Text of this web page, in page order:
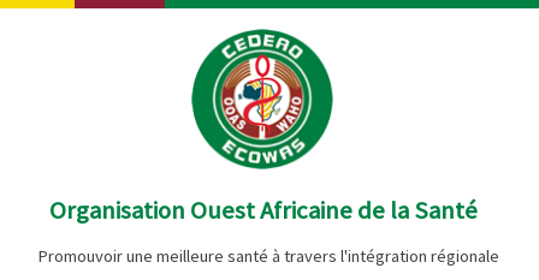
Aller
Organisation Ouest Africaine de la Santé
Promouvoir une meilleure santé à travers l'intégration régionale